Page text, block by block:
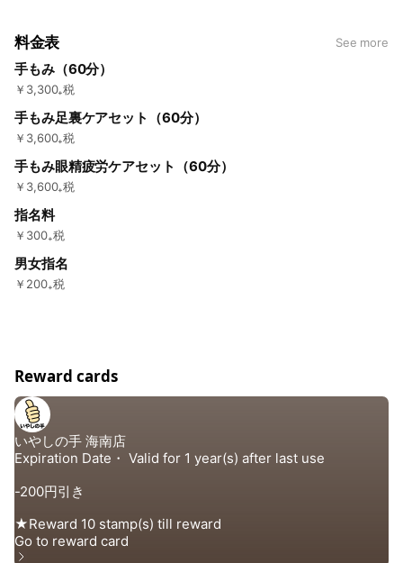
料金表 See more
手もみ（60分）
￥3,300₊税
手もみ足裏ケアセット（60分）
￥3,600₊税
手もみ眼精疲労ケアセット（60分）
￥3,600₊税
指名料
￥300₊税
男女指名
￥200₊税
Reward cards